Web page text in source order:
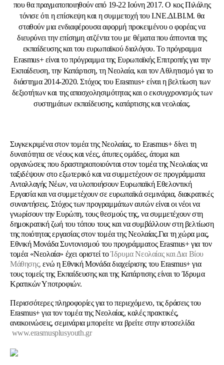
που θα πραγματοποιηθούν από 19-22 Ιούνη 2017. O κος Πιλάλης
τόνισε ότι η επίσκεψη και η συμμετοχή του Ι.ΝΕ.ΔΙ.ΒΙ.Μ. θα
σταθούν μια ενδιαφέρουσα αφορμή προκειμένου ο φορέας να
διευρύνει την επίσημη ατζέντα του με θέματα που άπτονται της
εκπαίδευσης και του ευρωπαϊκού διαλόγου. Το πρόγραμμα
Erasmus+ είναι το πρόγραμμα της Ευρωπαϊκής Επιτροπής για την
Εκπαίδευση, την Κατάρτιση, τη Νεολαία, και τον Αθλητισμό για το
διάστημα 2014-2020. Στόχος του Erasmus+ είναι η βελτίωση των
δεξιοτήτων και της απασχολησιμότητας και ο εκσυγχρονισμός των
συστημάτων εκπαίδευσης, κατάρτισης και νεολαίας.
Συγκεκριμένα στον τομέα της Νεολαίας, το Erasmus+ δίνει τη
δυνατότητα σε νέους και νέες, άτυπες ομάδες, άτομα και
οργανώσεις που δραστηριοποιούνται στον τομέα της Νεολαίας να
ταξιδέψουν στο εξωτερικό και να συμμετέχουν σε προγράμματα
Ανταλλαγής Νέων, να υλοποιήσουν Ευρωπαϊκή Εθελοντική
Εργασία και να συμμετέχουν σε ευρωπαϊκά σεμινάρια, διακρατικές
συναντήσεις. Στόχος των προγραμμάτων αυτών είναι οι νέοι να
γνωρίσουν την Ευρώπη, τους θεσμούς της, να συμμετέχουν στη
δημοκρατική ζωή του τόπου τους και να συμβάλλουν στη βελτίωση
της ποιότητας εργασίας στον τομέα της Νεολαίας.Για τη χώρα μας,
Εθνική Μονάδα Συντονισμού του προγράμματος Erasmus+ για τον
τομέα «Νεολαία» έχει οριστεί τοΊδρυμα Νεολαίας και Δια Βίου
Μάθησης,ενώ η Εθνική Μονάδα διαχείρισης του Erasmus+ για
τους τομείς της Εκπαίδευσης και της Κατάρτισης είναι το Ίδρυμα
Κρατικών Υποτροφιών.
Περισσότερες πληροφορίες για το περιεχόμενο, τις δράσεις του
Erasmus+ για τον τομέα της Νεολαίας, καλές πρακτικές,
ανακοινώσεις, σεμινάρια μπορείτε να βρείτε στην ιστοσελίδα
www.erasmusplusyouth.gr